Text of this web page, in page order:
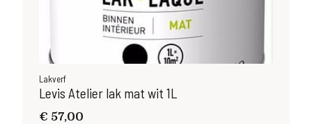
Lakverf
Levis Atelier lak mat wit 1L
€ 57,00